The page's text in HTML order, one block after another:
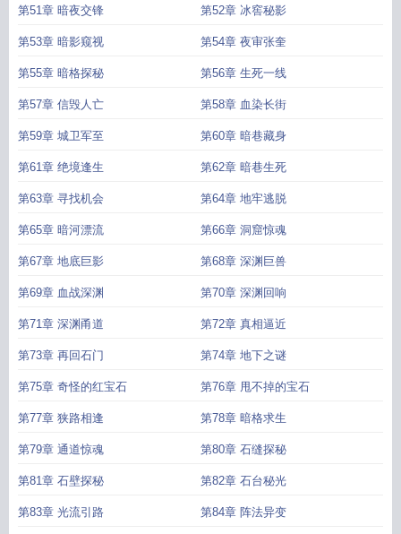
第51章 暗夜交锋 第52章 冰窖秘影
第53章 暗影窥视 第54章 夜审张奎
第55章 暗格探秘 第56章 生死一线
第57章 信毁人亡 第58章 血染长街
第59章 城卫军至 第60章 暗巷藏身
第61章 绝境逢生 第62章 暗巷生死
第63章 寻找机会 第64章 地牢逃脱
第65章 暗河漂流 第66章 洞窟惊魂
第67章 地底巨影 第68章 深渊巨兽
第69章 血战深渊 第70章 深渊回响
第71章 深渊甬道 第72章 真相逼近
第73章 再回石门 第74章 地下之谜
第75章 奇怪的红宝石 第76章 甩不掉的宝石
第77章 狭路相逢 第78章 暗格求生
第79章 通道惊魂 第80章 石缝探秘
第81章 石壁探秘 第82章 石台秘光
第83章 光流引路 第84章 阵法异变